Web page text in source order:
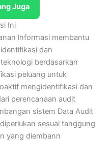
Juga
Ini
lnformasi membantu
dan
berdasarkan
peluang untuk
mengidentifikasi dan
perencanaan audit
sistem Data Audit
sesuai tanggung
yang diembann